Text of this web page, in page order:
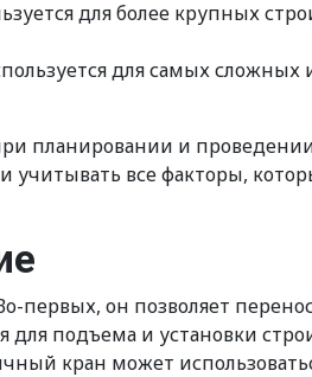
для более крупных
для самых
планировании и
все факторы,
первых, он позволяет
подъема и установки
кран может